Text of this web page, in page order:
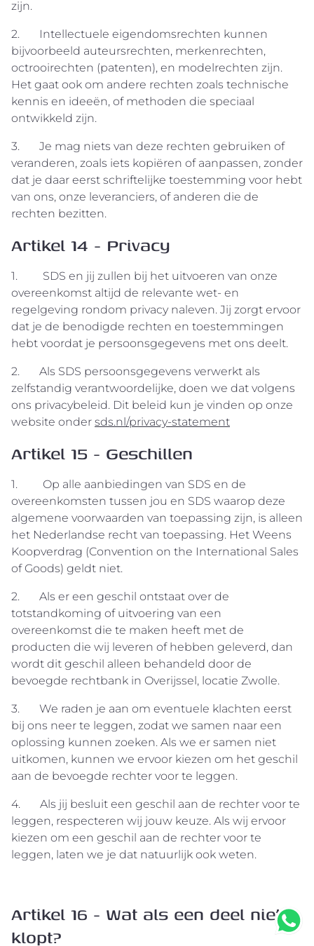
zijn.
2. Intellectuele eigendomsrechten kunnen
bijvoorbeeld auteursrechten, merkenrechten,
octrooirechten (patenten), en modelrechten zijn.
Het gaat ook om andere rechten zoals technische
kennis en ideeën, of methoden die speciaal
ontwikkeld zijn.
3. Je mag niets van deze rechten gebruiken of
veranderen, zoals iets kopiëren of aanpassen, zonder
dat je daar eerst schriftelijke toestemming voor hebt
van ons, onze leveranciers, of anderen die de
rechten bezitten.
Artikel 14 - Privacy
1. SDS en jij zullen bij het uitvoeren van onze
overeenkomst altijd de relevante wet- en
regelgeving rondom privacy naleven. Jij zorgt ervoor
dat je de benodigde rechten en toestemmingen
hebt voordat je persoonsgegevens met ons deelt.
2. Als SDS persoonsgegevens verwerkt als
zelfstandig verantwoordelijke, doen we dat volgens
ons privacybeleid. Dit beleid kun je vinden op onze
website onder sds.nl/privacy-statement
Artikel 15 - Geschillen
1. Op alle aanbiedingen van SDS en de
overeenkomsten tussen jou en SDS waarop deze
algemene voorwaarden van toepassing zijn, is alleen
het Nederlandse recht van toepassing. Het Weens
Koopverdrag (Convention on the International Sales
of Goods) geldt niet.
2. Als er een geschil ontstaat over de
totstandkoming of uitvoering van een
overeenkomst die te maken heeft met de
producten die wij leveren of hebben geleverd, dan
wordt dit geschil alleen behandeld door de
bevoegde rechtbank in Overijssel, locatie Zwolle.
3. We raden je aan om eventuele klachten eerst
bij ons neer te leggen, zodat we samen naar een
oplossing kunnen zoeken. Als we er samen niet
uitkomen, kunnen we ervoor kiezen om het geschil
aan de bevoegde rechter voor te leggen.
4. Als jij besluit een geschil aan de rechter voor te
leggen, respecteren wij jouw keuze. Als wij ervoor
kiezen om een geschil aan de rechter voor te
leggen, laten we je dat natuurlijk ook weten.
Artikel 16 - Wat als een deel niet
klopt?